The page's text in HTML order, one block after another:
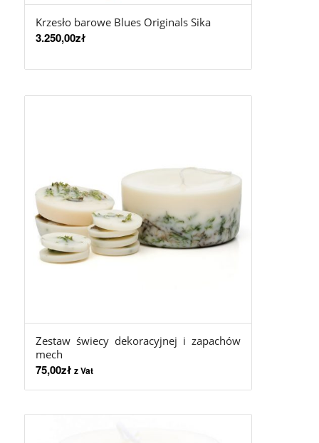
Krzesło barowe Blues Originals Sika
3.250,00zł
Zestaw świecy dekoracyjnej i zapachów
mech
75,00zł z Vat